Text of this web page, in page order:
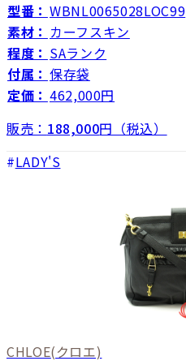
型番： WBNL0065028LOC99
素材： カーフスキン
程度： SAランク
付属： 保存袋
定価： 462,000円
販売： 188,000円（税込）
LADY'S
CHLOE(クロエ)